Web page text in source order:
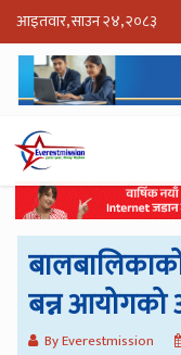
आइतवार, साउन २४, २०८३
बन्न आयोगको
By Everestmission